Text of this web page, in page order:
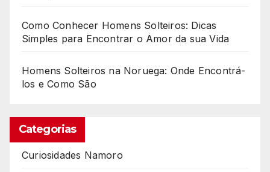
Como Conhecer Homens Solteiros: Dicas
Simples para Encontrar o Amor da sua Vida
Homens Solteiros na Noruega: Onde Encontrá-
los e Como São
Categorias
Curiosidades Namoro